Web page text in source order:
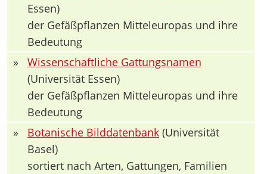
Essen)
der Gefäßpflanzen Mitteleuropas und ihre
Bedeutung
»
Wissenschaftliche Gattungsnamen
(Universität Essen)
der Gefäßpflanzen Mitteleuropas und ihre
Bedeutung
»
Botanische Bilddatenbank (Universität
Basel)
sortiert nach Arten, Gattungen, Familien